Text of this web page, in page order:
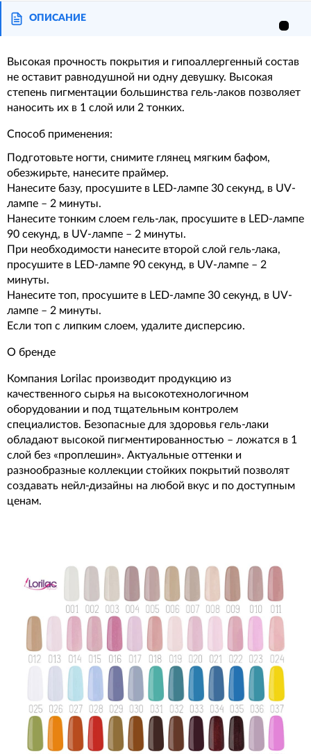
ОПИСАНИЕ
Высокая прочность покрытия и гипоаллергенный состав
не оставит равнодушной ни одну девушку. Высокая
степень пигментации большинства гель-лаков позволяет
наносить их в 1 слой или 2 тонких.
Способ применения:
Подготовьте ногти, снимите глянец мягким бафом,
обезжирьте, нанесите праймер.
Нанесите базу, просушите в LED-лампе 30 секунд, в UV-
лампе – 2 минуты.
Нанесите тонким слоем гель-лак, просушите в LED-лампе
90 секунд, в UV-лампе – 2 минуты.
При необходимости нанесите второй слой гель-лака,
просушите в LED-лампе 90 секунд, в UV-лампе – 2
минуты.
Нанесите топ, просушите в LED-лампе 30 секунд, в UV-
лампе – 2 минуты.
Если топ с липким слоем, удалите дисперсию.
О бренде
Компания Lorilac производит продукцию из
качественного сырья на высокотехнологичном
оборудовании и под тщательным контролем
специалистов. Безопасные для здоровья гель-лаки
обладают высокой пигментированностью – ложатся в 1
слой без «проплешин». Актуальные оттенки и
разнообразные коллекции стойких покрытий позволят
создавать нейл-дизайны на любой вкус и по доступным
ценам.